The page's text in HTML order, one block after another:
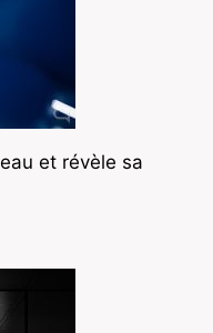
et révèle sa